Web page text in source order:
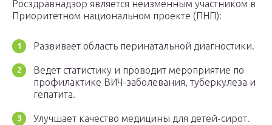
Росздравнадзор является неизменным участником в
Приоритетном национальном проекте (ПНП):
Развивает область перинатальной диагностики.
Ведет статистику и проводит мероприятие по
профилактике ВИЧ-заболевания, туберкулеза и
гепатита.
Улучшает качество медицины для детей-сирот.